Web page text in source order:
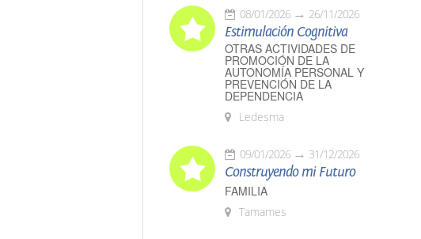
08/01/2026 26/11/2026
Estimulación Cognitiva
OTRAS ACTIVIDADES DE
PROMOCIÓN DE LA
AUTONOMÍA PERSONAL Y
PREVENCIÓN DE LA
DEPENDENCIA
Ledesma
09/01/2026 31/12/2026
Construyendo mi Futuro
FAMILIA
Tamames